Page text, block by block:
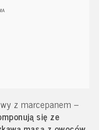
z marcepanem –
się ze